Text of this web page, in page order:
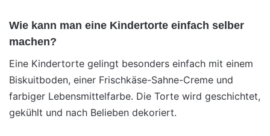
Wie kann man eine Kindertorte einfach selber
machen?
Eine Kindertorte gelingt besonders einfach mit einem
Biskuitboden, einer Frischkäse-Sahne-Creme und
farbiger Lebensmittelfarbe. Die Torte wird geschichtet,
gekühlt und nach Belieben dekoriert.